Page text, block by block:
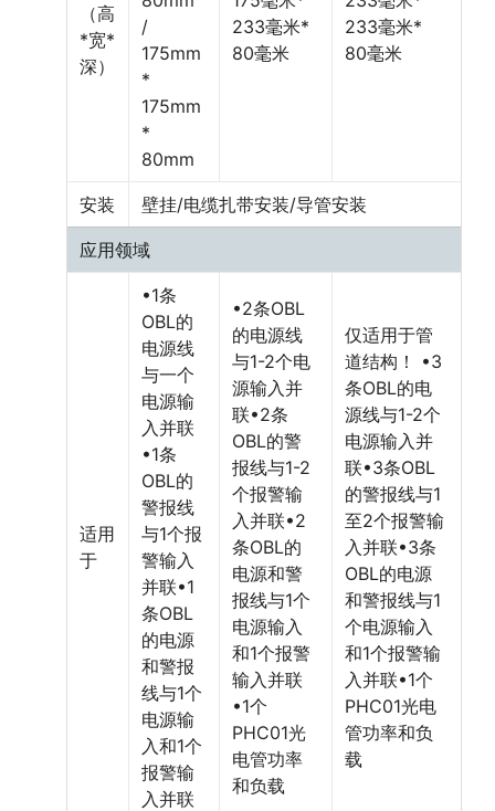
（高
*宽*
深）
/
175mm
*
175mm
*
80mm
233毫米*
80毫米
233毫米*
80毫米
安装 壁挂/电缆扎带安装/导管安装
应用领域
适用
于
•1条
OBL的
电源线
与一个
电源输
入并联
•1条
OBL的
警报线
与1个报
警输入
并联•1
条OBL
的电源
和警报
线与1个
电源输
入和1个
报警输
入并联
•2条OBL
的电源线
与1-2个电
源输入并
联•2条
OBL的警
报线与1-2
个报警输
入并联•2
条OBL的
电源和警
报线与1个
电源输入
和1个报警
输入并联
•1个
PHC01光
电管功率
和负载
仅适用于管
道结构！ •3
条OBL的电
源线与1-2个
电源输入并
联•3条OBL
的警报线与1
至2个报警输
入并联•3条
OBL的电源
和警报线与1
个电源输入
和1个报警输
入并联•1个
PHC01光电
管功率和负
载